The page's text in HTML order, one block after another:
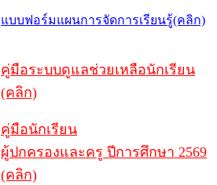
แบบฟอร์มแผนการจัดการเรียนรู้(คลิก)
คู่มือระบบดูแลช่วยเหลือนักเรียน
(คลิก)
คู่มือนักเรียน
ผู้ปกครองและครู ปีการศึกษา 2569
(คลิก)